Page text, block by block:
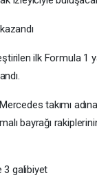
ilk Formula 1
takımı
bayrağı
3 galibiyet